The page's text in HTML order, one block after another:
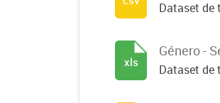
Dataset de
Género -
Dataset de
xls